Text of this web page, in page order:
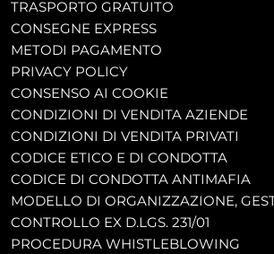
TRASPORTO GRATUITO
CONSEGNE EXPRESS
METODI PAGAMENTO
PRIVACY POLICY
CONSENSO AI COOKIE
CONDIZIONI DI VENDITA AZIENDE
CONDIZIONI DI VENDITA PRIVATI
CODICE ETICO E DI CONDOTTA
CODICE DI CONDOTTA ANTIMAFIA
MODELLO DI ORGANIZZAZIONE,
CONTROLLO EX D.LGS. 231/01
PROCEDURA WHISTLEBLOWING